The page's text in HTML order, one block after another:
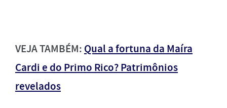
VEJA TAMBÉM: Qual a fortuna da Maíra
Cardi e do Primo Rico? Patrimônios
revelados